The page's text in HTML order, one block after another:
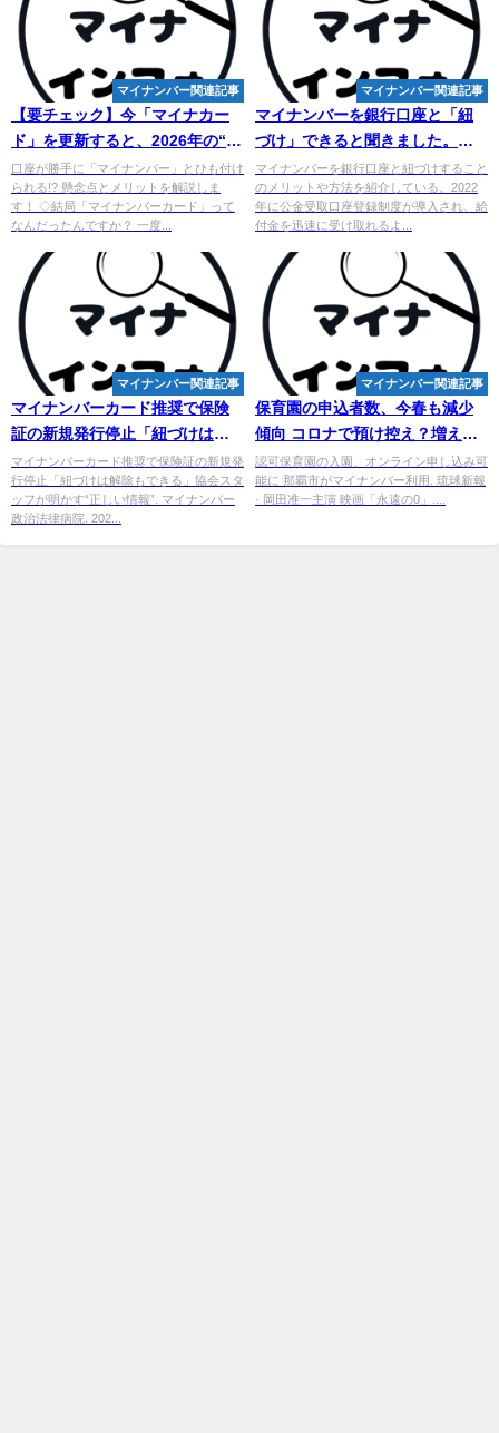
マイナンバー関連記事
【要チェック】今「マイナカー
ド」を更新すると、2026年の“新
仕様”に10年切り替えられない ...
口座が勝手に「マイナンバー」とひも付け
られる!? 懸念点とメリットを解説しま
す！ ◇結局「マイナンバーカード」って
なんだったんですか？ 一度...
マイナンバー関連記事
マイナンバーを銀行口座と「紐
づけ」できると聞きました。ど
のようなメリットがあるのでし
ょ ...
マイナンバーを銀行口座と紐づけすること
のメリットや方法を紹介している。2022
年に公金受取口座登録制度が導入され、給
付金を迅速に受け取れるよ...
マイナンバー関連記事
マイナンバーカード推奨で保険
証の新規発行停止「紐づけは解
除もできる」協会スタッフが明
かす ...
マイナンバーカード推奨で保険証の新規発
行停止「紐づけは解除もできる」協会スタ
ッフが明かす“正しい情報”. マイナンバー
政治法律病院. 202...
マイナンバー関連記事
保育園の申込者数、今春も減少
傾向 コロナで預け控え？増えた
市も - au Webポータル
認可保育園の入園、オンライン申し込み可
能に 那覇市がマイナンバー利用. 琉球新報
· 岡田准一主演 映画「永遠の0」....